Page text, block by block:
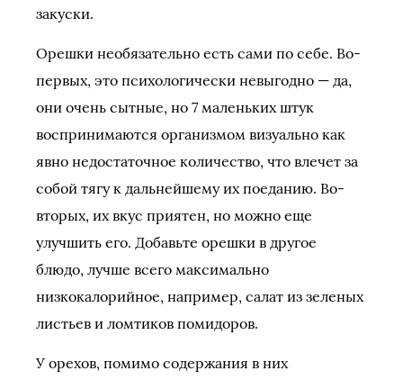
закуски.
Орешки необязательно есть сами по себе. Во-
первых, это психологически невыгодно — да,
они очень сытные, но 7 маленьких штук
воспринимаются организмом визуально как
явно недостаточное количество, что влечет за
собой тягу к дальнейшему их поеданию. Во-
вторых, их вкус приятен, но можно еще
улучшить его. Добавьте орешки в другое
блюдо, лучше всего максимально
низкокалорийное, например, салат из зеленых
листьев и ломтиков помидоров.
У орехов, помимо содержания в них